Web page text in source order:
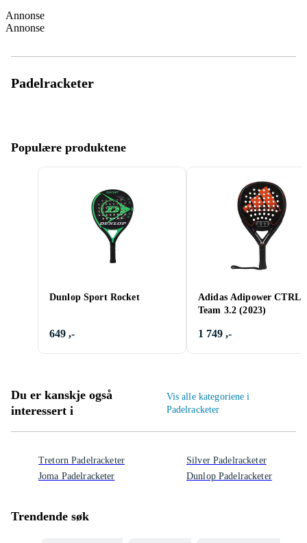
Annonse
Annonse
Padelracketer
Populære produktene
Dunlop Sport Rocket
649 ,-
Adidas Adipower CTRL
Team 3.2 (2023)
1 749 ,-
Du er kanskje også
interessert i
Vis alle kategoriene i
Padelracketer
Tretorn Padelracketer
Joma Padelracketer
Silver Padelracketer
Dunlop Padelracketer
Trendende søk